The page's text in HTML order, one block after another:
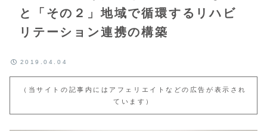
と「その２」地域で循環するリハビ
リテーション連携の構築
2019.04.04
（当サイトの記事内にはアフェリエイトなどの広告が表示され
ています）